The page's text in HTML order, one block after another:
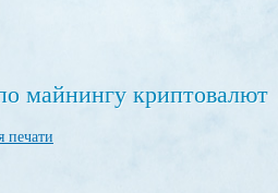
майнингу криптовалют
печати